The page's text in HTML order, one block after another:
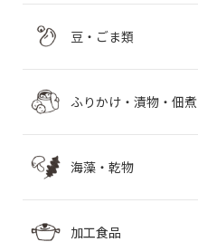
豆・ごま類
ふりかけ・漬物・佃煮
海藻・乾物
加工食品